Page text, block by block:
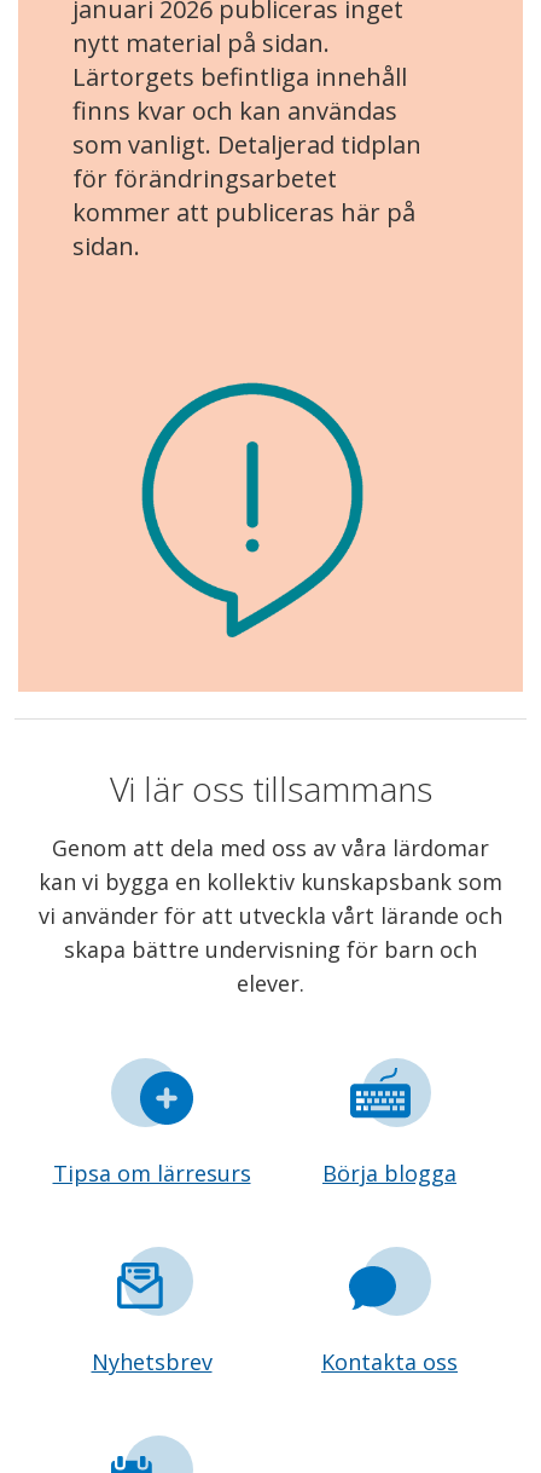
januari 2026 publiceras inget
nytt material på sidan.
Lärtorgets befintliga innehåll
finns kvar och kan användas
som vanligt. Detaljerad tidplan
för förändringsarbetet
kommer att publiceras här på
sidan.
Vi lär oss tillsammans
Genom att dela med oss av våra lärdomar
kan vi bygga en kollektiv kunskapsbank som
vi använder för att utveckla vårt lärande och
skapa bättre undervisning för barn och
elever.
Tipsa om lärresurs Börja blogga
Nyhetsbrev Kontakta oss